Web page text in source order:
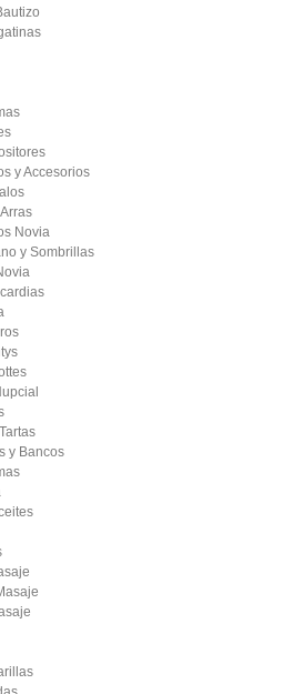
y Accesorios
Novia
y Sombrillas
y Bancos